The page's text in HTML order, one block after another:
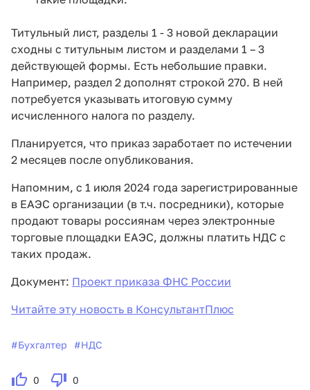
Титульный лист, разделы 1 - 3 новой декларации
сходны с титульным листом и разделами 1 – 3
действующей формы. Есть небольшие правки.
Например, раздел 2 дополнят строкой 270. В ней
потребуется указывать итоговую сумму
исчисленного налога по разделу.
Планируется, что приказ заработает по истечении
2 месяцев после опубликования.
Напомним, с 1 июля 2024 года зарегистрированные
в ЕАЭС организации (в т.ч. посредники), которые
продают товары россиянам через электронные
торговые площадки ЕАЭС, должны платить НДС с
таких продаж.
Документ: Проект приказа ФНС России
Читайте эту новость в КонсультантПлюс
#Бухгалтер #НДС
0 0